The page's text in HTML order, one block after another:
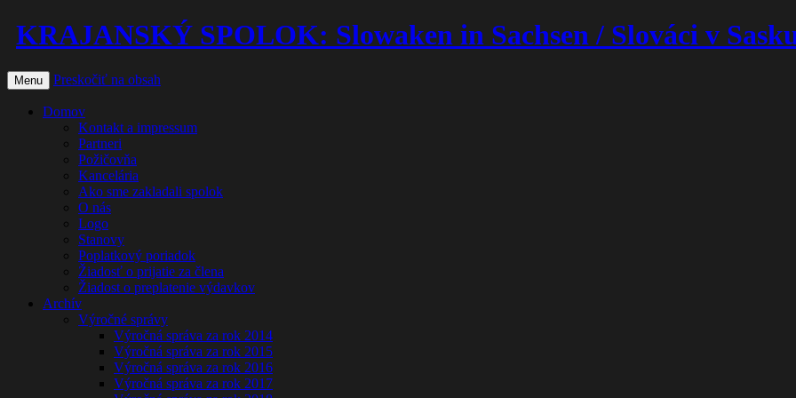
KRAJANSKÝ SPOLOK: Slowaken in Sachsen / Slováci v
Menu Preskočiť na obsah
Domov
Kontakt a impressum
Partneri
Požičovňa
Kancelária
Ako sme zakladali spolok
O nás
Logo
Stanovy
Poplatkový poriadok
Žiadosť o prijatie za člena
Žiadost o preplatenie výdavkov
Archív
Výročné správy
Výročná správa za rok 2014
Výročná správa za rok 2015
Výročná správa za rok 2016
Výročná správa za rok 2017